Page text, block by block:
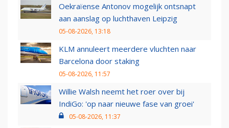
Oekraïense Antonov mogelijk ontsnapt
aan aanslag op luchthaven Leipzig
05-08-2026, 13:18
KLM annuleert meerdere vluchten naar
Barcelona door staking
05-08-2026, 11:57
Willie Walsh neemt het roer over bij
IndiGo: 'op naar nieuwe fase van groei'
05-08-2026, 11:37